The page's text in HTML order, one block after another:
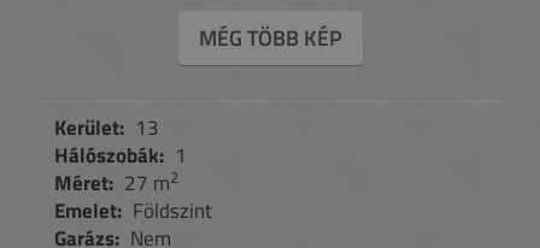
MÉG TÖBB KÉP
Kerület: 13
Hálószobák: 1
Méret: 27 m2
Emelet: Földszint
Garázs: Nem